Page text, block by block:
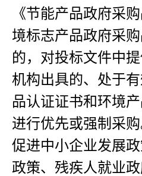
《节能产品政府采
境标志产品政府采
的，对投标文件中
机构出具的、处于
品认证证书和环境
进行优先或强制采
促进中小企业发展
政策、残疾人就业